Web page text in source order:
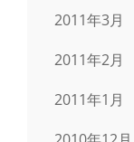
2011年3月
2011年2月
2011年1月